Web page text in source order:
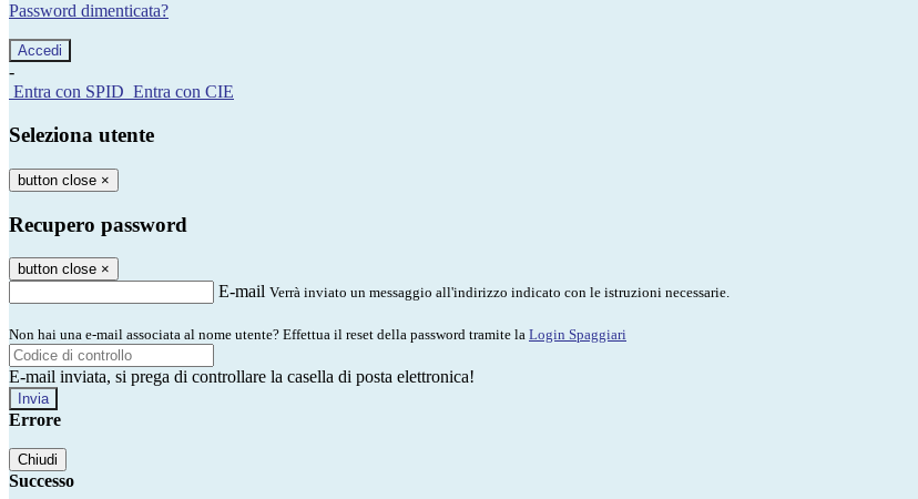
Password dimenticata?
-
Entra con SPID Entra con CIE
Seleziona utente
button close ×
Recupero password
button close ×
E-mail Verrà inviato un messaggio all'indirizzo indicato con le istruzioni necessarie.
Non hai una e-mail associata al nome utente? Effettua il reset della password tramite la Login Spaggiari
E-mail inviata, si prega di controllare la casella di posta elettronica!
Errore
Chiudi
Successo